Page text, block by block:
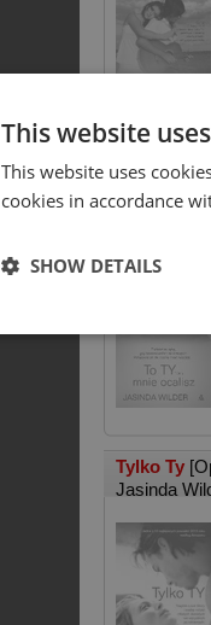
To ty mnie
Tylko Ty
Jasinda
This website
This website uses
cookies in accordance
SHOW DETAILS